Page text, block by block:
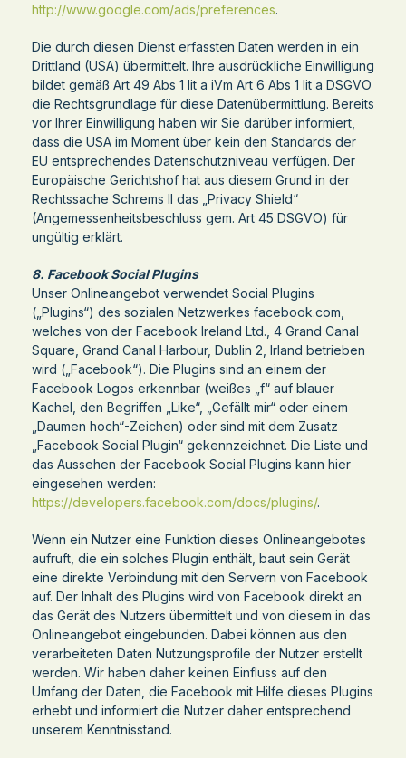
http://www.google.com/ads/preferences.
Die durch diesen Dienst erfassten Daten werden in ein
Drittland (USA) übermittelt. Ihre ausdrückliche Einwilligung
bildet gemäß Art 49 Abs 1 lit a iVm Art 6 Abs 1 lit a DSGVO
die Rechtsgrundlage für diese Datenübermittlung. Bereits
vor Ihrer Einwilligung haben wir Sie darüber informiert,
dass die USA im Moment über kein den Standards der
EU entsprechendes Datenschutzniveau verfügen. Der
Europäische Gerichtshof hat aus diesem Grund in der
Rechtssache Schrems II das „Privacy Shield“
(Angemessenheitsbeschluss gem. Art 45 DSGVO) für
ungültig erklärt.
8. Facebook Social Plugins
Unser Onlineangebot verwendet Social Plugins
(„Plugins“) des sozialen Netzwerkes facebook.com,
welches von der Facebook Ireland Ltd., 4 Grand Canal
Square, Grand Canal Harbour, Dublin 2, Irland betrieben
wird („Facebook“). Die Plugins sind an einem der
Facebook Logos erkennbar (weißes „f“ auf blauer
Kachel, den Begriffen „Like“, „Gefällt mir“ oder einem
„Daumen hoch“-Zeichen) oder sind mit dem Zusatz
„Facebook Social Plugin“ gekennzeichnet. Die Liste und
das Aussehen der Facebook Social Plugins kann hier
eingesehen werden:
https://developers.facebook.com/docs/plugins/.
Wenn ein Nutzer eine Funktion dieses Onlineangebotes
aufruft, die ein solches Plugin enthält, baut sein Gerät
eine direkte Verbindung mit den Servern von Facebook
auf. Der Inhalt des Plugins wird von Facebook direkt an
das Gerät des Nutzers übermittelt und von diesem in das
Onlineangebot eingebunden. Dabei können aus den
verarbeiteten Daten Nutzungsprofile der Nutzer erstellt
werden. Wir haben daher keinen Einfluss auf den
Umfang der Daten, die Facebook mit Hilfe dieses Plugins
erhebt und informiert die Nutzer daher entsprechend
unserem Kenntnisstand.